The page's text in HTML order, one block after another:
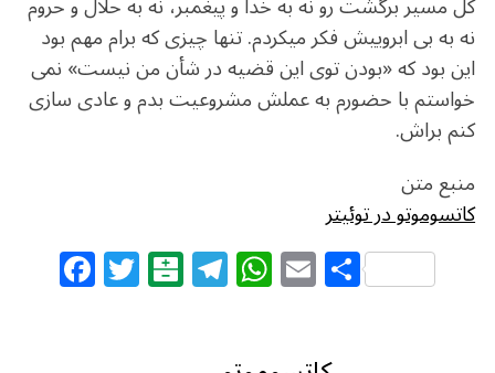
نه به بی ابروییش فکر میکردم. تنها چیزی که برام مهم بود
این بود که «بودن توی این قضیه در شأن من نیست» نمی
خواستم با حضورم به عملش مشروعیت بدم و عادی سازی
کنم براش.
منبع متن
کاتسوموتو در توئیتر
F
a T
w B
al T
el W
h E
m S
h